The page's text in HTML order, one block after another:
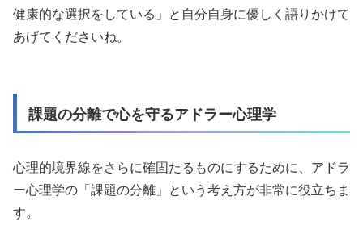
健康的な選択をしている」と自分自身に優しく語りかけて
あげてくださいね。
課題の分離で心を守るアドラー心理学
心理的境界線をさらに確固たるものにするために、アドラ
ー心理学の「課題の分離」という考え方が非常に役立ちま
す。